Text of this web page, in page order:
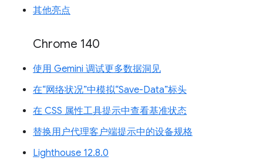
其他亮点
Chrome 140
使用 Gemini 调试更多数据洞见
在“网络状况”中模拟“Save-Data”标头
在 CSS 属性工具提示中查看基准状态
替换用户代理客户端提示中的设备规格
Lighthouse 12.8.0